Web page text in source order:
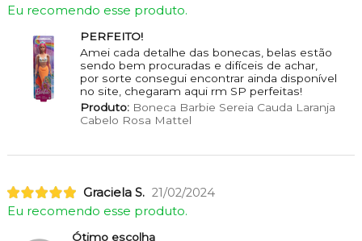
Eu recomendo esse produto.
PERFEITO!
Amei cada detalhe das bonecas, belas estão
sendo bem procuradas e difíceis de achar,
por sorte consegui encontrar ainda disponível
no site, chegaram aqui rm SP perfeitas!
Produto:Boneca Barbie Sereia Cauda Laranja
Cabelo Rosa Mattel
Graciela S. 21/02/2024
Eu recomendo esse produto.
Ótimo escolha